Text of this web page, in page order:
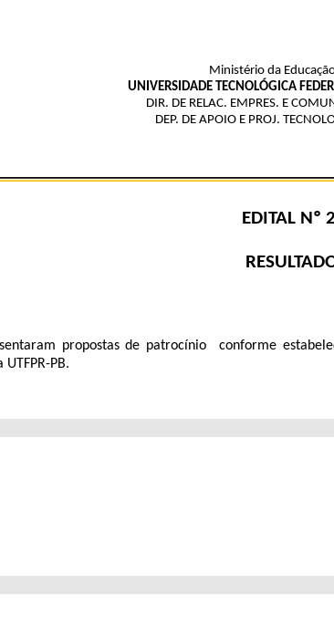
Ministério da
UNIVERSIDADE TECNOLÓGICA
DIR. DE RELAC. EMPRES. E
DEP. DE APOIO E PROJ.
EDITAL Nº
propostas de patrocínio conforme
UTFPR-PB.